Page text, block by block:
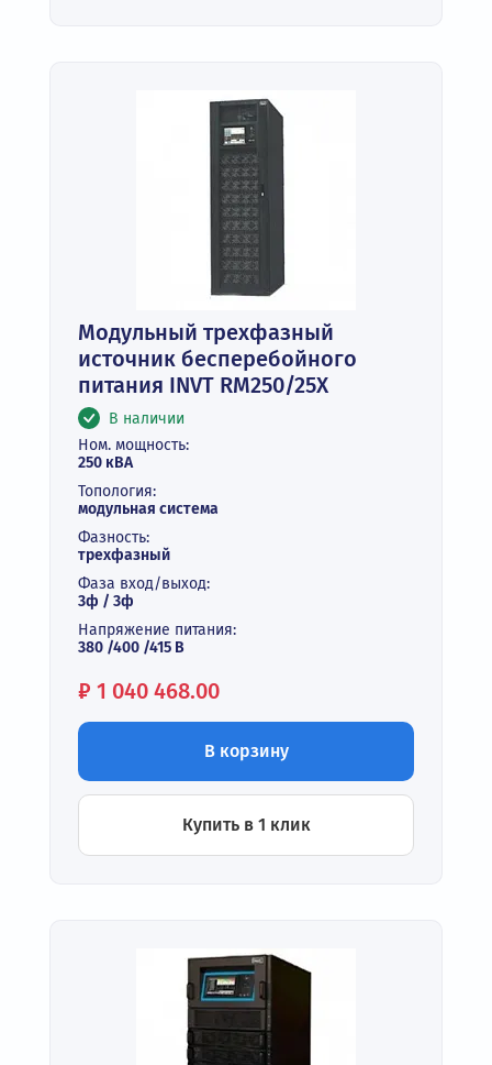
Модульный трехфазный
источник бесперебойного
питания INVT RM250/25X
В наличии
Ном. мощность:
250 кВА
Топология:
модульная система
Фазность:
трехфазный
Фаза вход/выход:
3ф / 3ф
Напряжение питания:
380 /400 /415 В
Цена:
₽ 1 040 468.00
В корзину
Купить в 1 клик